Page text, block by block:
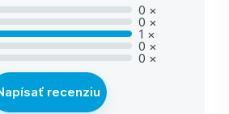
0 ×
0 ×
1 ×
0 ×
0 ×
recenziu